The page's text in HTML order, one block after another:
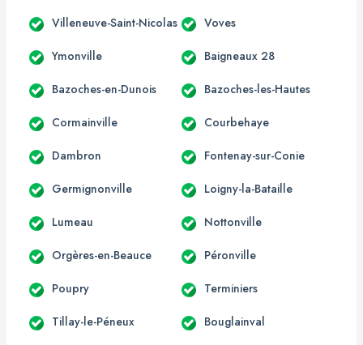
Villeneuve-Saint-Nicolas Voves
Ymonville Baigneaux 28
Bazoches-en-Dunois Bazoches-les-Hautes
Cormainville Courbehaye
Dambron Fontenay-sur-Conie
Germignonville Loigny-la-Bataille
Lumeau Nottonville
Orgères-en-Beauce Péronville
Poupry Terminiers
Tillay-le-Péneux Bouglainval